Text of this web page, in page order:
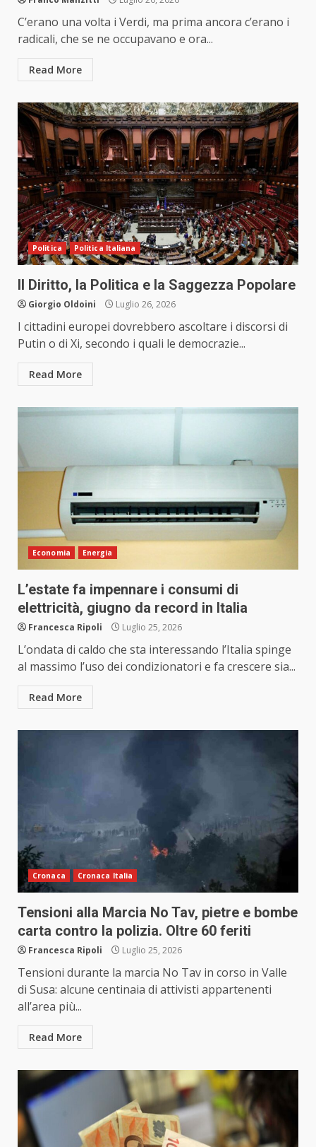
C’erano una volta i Verdi, ma prima ancora c’erano i
radicali, che se ne occupavano e ora...
Read More
Politica Politica Italiana
Il Diritto, la Politica e la Saggezza Popolare
Giorgio Oldoini Luglio 26, 2026
I cittadini europei dovrebbero ascoltare i discorsi di
Putin o di Xi, secondo i quali le democrazie...
Read More
Economia Energia
L’estate fa impennare i consumi di
elettricità, giugno da record in Italia
Francesca Ripoli Luglio 25, 2026
L’ondata di caldo che sta interessando l’Italia spinge
al massimo l’uso dei condizionatori e fa crescere sia...
Read More
Cronaca Cronaca Italia
Tensioni alla Marcia No Tav, pietre e bombe
carta contro la polizia. Oltre 60 feriti
Francesca Ripoli Luglio 25, 2026
Tensioni durante la marcia No Tav in corso in Valle
di Susa: alcune centinaia di attivisti appartenenti
all’area più...
Read More